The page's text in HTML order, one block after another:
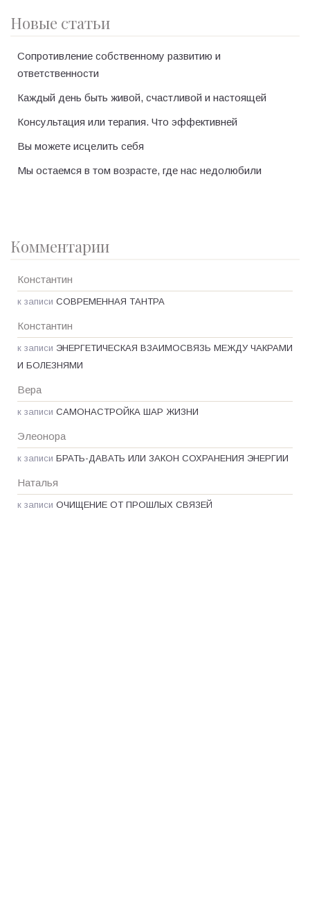
Новые статьи
Сопротивление собственному развитию и
ответственности
Каждый день быть живой, счастливой и настоящей
Консультация или терапия. Что эффективней
Вы можете исцелить себя
Мы остаемся в том возрасте, где нас недолюбили
Комментарии
Константин
к записи СОВРЕМЕННАЯ ТАНТРА
Константин
к записи ЭНЕРГЕТИЧЕСКАЯ ВЗАИМОСВЯЗЬ МЕЖДУ ЧАКРАМИ
И БОЛЕЗНЯМИ
Вера
к записи САМОНАСТРОЙКА ШАР ЖИЗНИ
Элеонора
к записи БРАТЬ-ДАВАТЬ ИЛИ ЗАКОН СОХРАНЕНИЯ ЭНЕРГИИ
Наталья
к записи ОЧИЩЕНИЕ ОТ ПРОШЛЫХ СВЯЗЕЙ